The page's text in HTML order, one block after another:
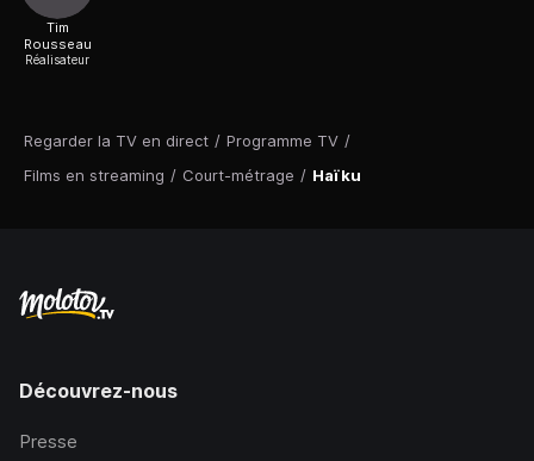
Regarder la TV en direct / Programme TV /
Films en streaming / Court-métrage / Haïku
Tim
Rousseau
Réalisateur
Découvrez-nous
Presse